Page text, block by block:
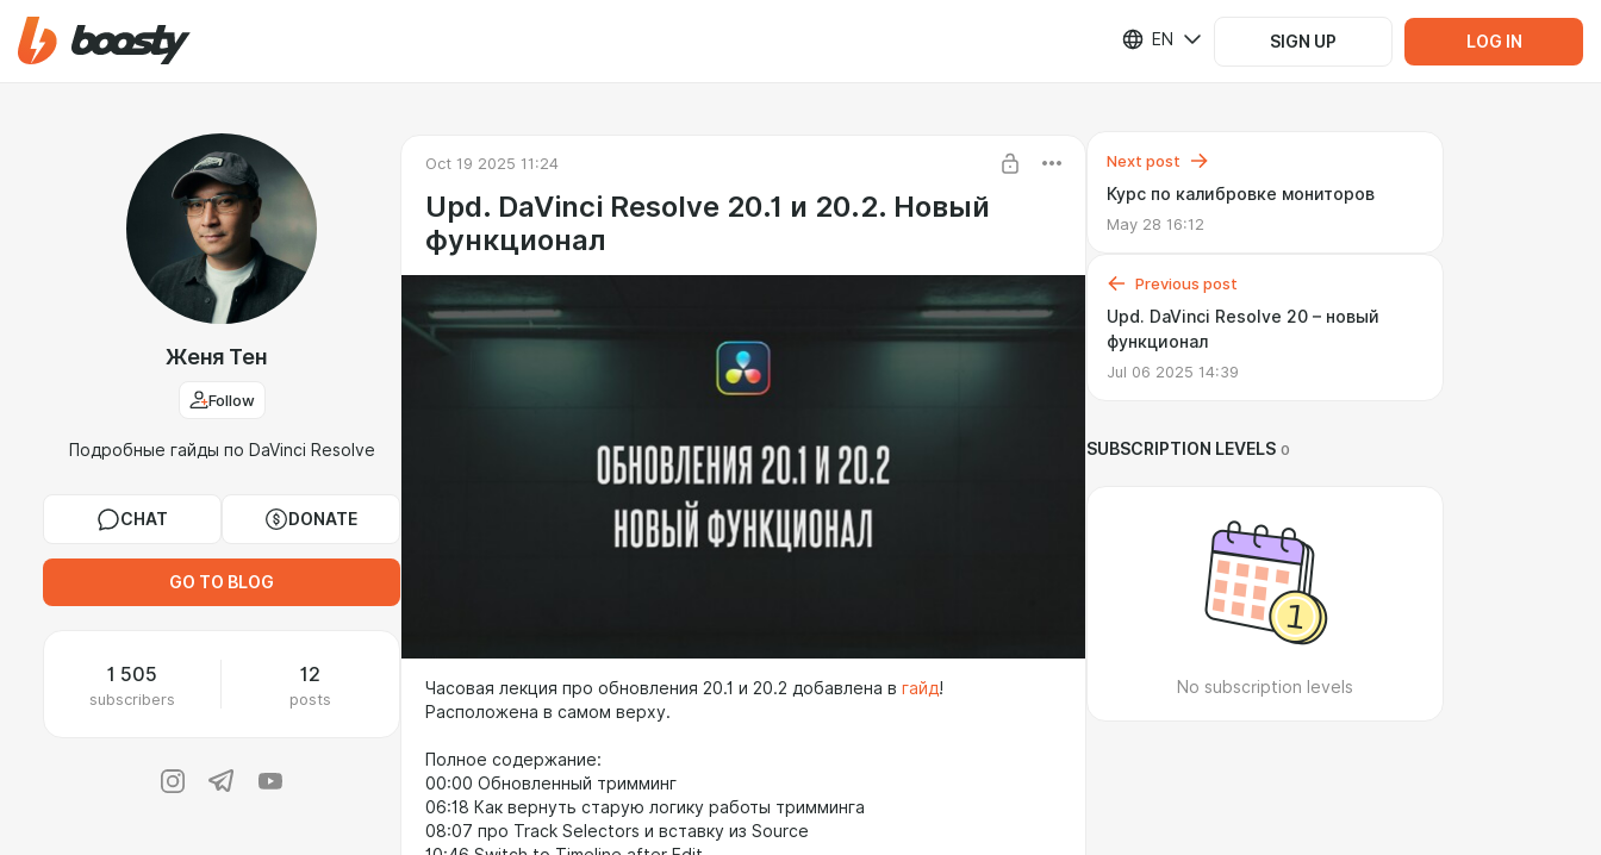
EN SIGN UP LOG IN
Женя Тен
Follow
Подробные гайды по DaVinci Resolve
CHAT DONATE
GO TO BLOG
1 505
subscribers
12
posts
Oct 19 2025 11:24
Upd. DaVinci Resolve 20.1 и 20.2. Новый
функционал
Часовая лекция про обновления 20.1 и 20.2 добавлена в гайд!
Расположена в самом верху.
Полное содержание:
00:00 Обновленный тримминг
06:18 Как вернуть старую логику работы тримминга
08:07 про Track Selectors и вставку из Source
Next post
Курс по калибровке мониторов
May 28 16:12
Previous post
Upd. DaVinci Resolve 20 – новый
функционал
Jul 06 2025 14:39
SUBSCRIPTION LEVELS 0
No subscription levels